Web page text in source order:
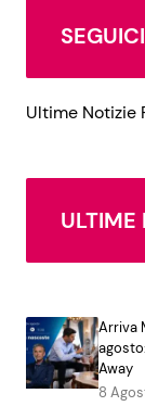
Ultime Notizie
ULTIME
Arriva
Away
8